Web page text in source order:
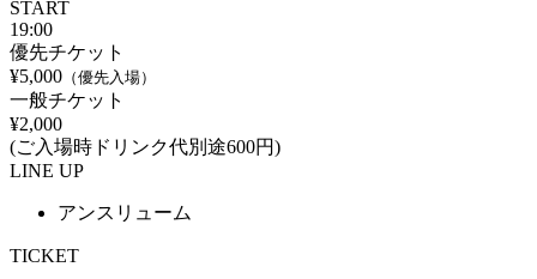
START
19:00
優先チケット
¥5,000 （優先入場）
一般チケット
¥2,000
(ご入場時ドリンク代別途600円)
LINE UP
アンスリューム
TICKET